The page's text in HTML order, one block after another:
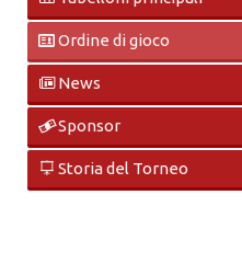
Ordine di gioco
News
Sponsor
Storia del Torneo